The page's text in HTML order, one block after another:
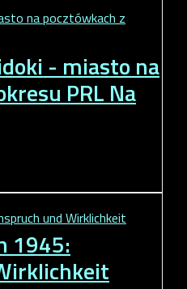
- miasto na
PRL Na
1945: